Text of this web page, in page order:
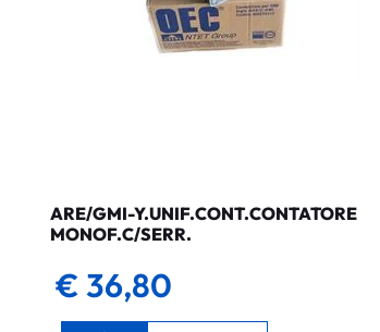
ARE/GMI-Y.UNIF.CONT.CONTATORE
MONOF.C/SERR.
€ 36,80